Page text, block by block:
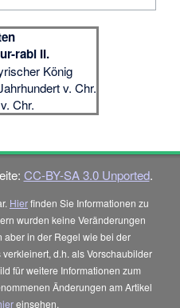
rabi II.
König
v. Chr.
Chr.
CC-BY-SA 3.0 Unported.
Hierfinden Sie Informationen zu
wurden keine Veränderungen
aber in der Regel wie bei der
d.h. als Vorschaubilder
für weitere Informationen zum
Änderungen am Artikel
einsehen.